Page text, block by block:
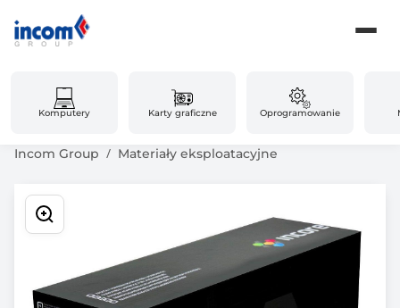
Komputery Karty graficzne Oprogramowanie
Incom Group Materiały eksploatacyjne